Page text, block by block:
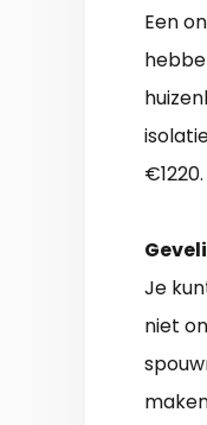
Een
Je
niet